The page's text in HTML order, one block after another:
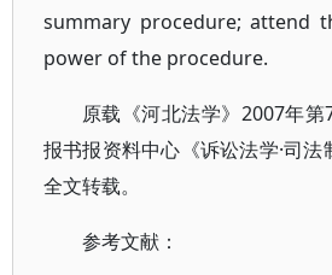
summary procedure; attend
power of the procedure.
原载《河北法学》2007年
报书报资料中心《诉讼法学·司
全文转载。
参考文献：